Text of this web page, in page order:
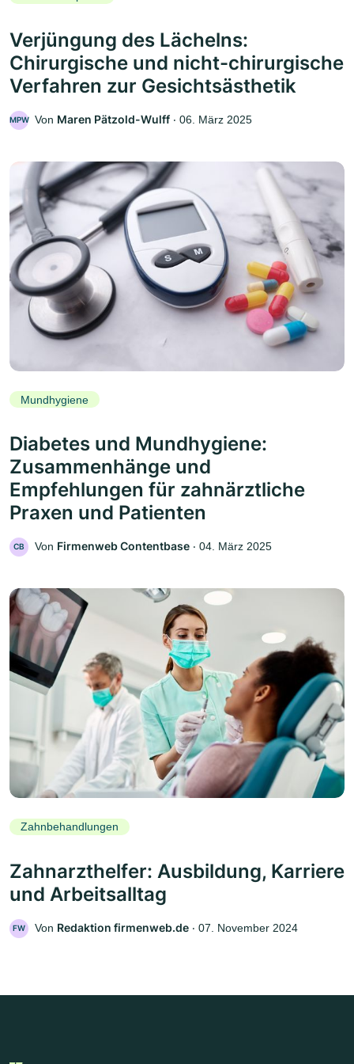
Verjüngung des Lächelns:
Chirurgische und nicht-chirurgische
Verfahren zur Gesichtsästhetik
MPW Von Maren Pätzold-Wulff ‧ 06. März 2025
Mundhygiene
Diabetes und Mundhygiene:
Zusammenhänge und
Empfehlungen für zahnärztliche
Praxen und Patienten
CB Von Firmenweb Contentbase ‧ 04. März 2025
Zahnbehandlungen
Zahnarzthelfer: Ausbildung, Karriere
und Arbeitsalltag
FW Von Redaktion firmenweb.de ‧ 07. November 2024